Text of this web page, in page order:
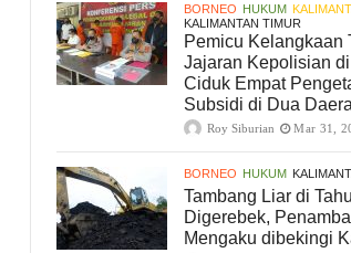
BORNEO HUKUM
KALIMANTAN TIMUR
Pemicu Kelangkaan
Jajaran Kepolisian
Ciduk Empat
Subsidi di Dua
Roy Siburian Mar 31,
BORNEO HUKUM
Tambang Liar di
Digerebek,
Mengaku dibekingi